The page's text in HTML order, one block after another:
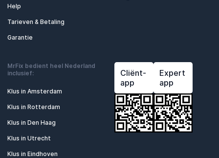
Help
Tarieven & Betaling
Garantie
MrFix bedient heel Nederland
inclusief:
Klus in Amsterdam
Klus in Rotterdam
Klus in Den Haag
Klus in Utrecht
Klus in Eindhoven
Cliënt-
app
Expert
app